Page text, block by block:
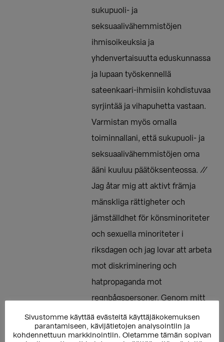
sukupuoli- ja
seksuaalivähemmistöjen
ihmisoikeuksia ja
yhdenvertaisuutta eduskunnassa
ja lupaan työskennellä
sateenkaari-ihmisiin kohdistuvaa
syrjintää ja vihapuhetta vastaan.
Varmistan myös omalla
toiminnallani, että sukupuoli- ja
seksuaalivähemmistöjen oma
ääni kuuluu päätöksenteossa. //
Jag åtar mig att aktivt främja
mänskliga rättigheter och
jämställdhet för könsminoriteter
och sexuella minoriteter i
riksdagen och jag lovar att arbeta
mot diskriminering och
hatpropaganda mot
regnbågspersoner. Genom mitt
eget agerande ser jag också till
att regnbågspersoners röst hörs i
Sivustomme käyttää evästeitä käyttäjäkokemuksen
parantamiseen, kävijätietojen analysointiin ja
kohdennettuun markkinointiin. Oletamme tämän sopivan